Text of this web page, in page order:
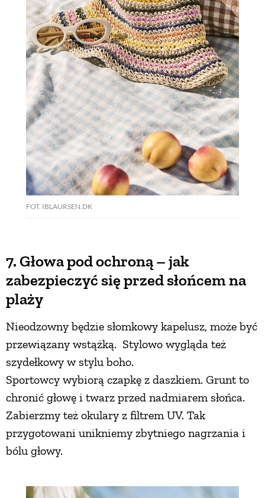
FOT. IBLAURSEN.DK
7. Głowa pod ochroną – jak
zabezpieczyć się przed słońcem na
plaży
Nieodzowny będzie słomkowy kapelusz, może być
przewiązany wstążką. Stylowo wygląda też
szydełkowy w stylu boho.
Sportowcy wybiorą czapkę z daszkiem. Grunt to
chronić głowę i twarz przed nadmiarem słońca.
Zabierzmy też okulary z filtrem UV. Tak
przygotowani unikniemy zbytniego nagrzania i
bólu głowy.